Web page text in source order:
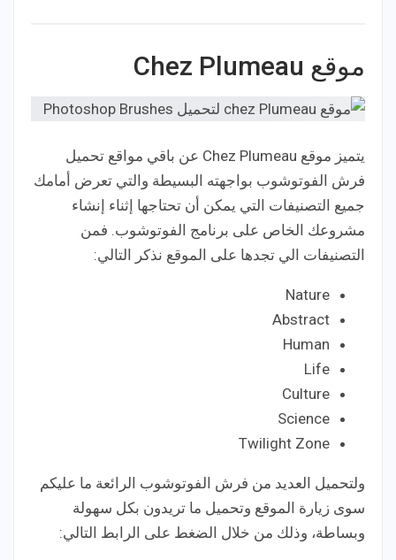
موقع Chez Plumeau
يتميز موقع Chez Plumeau عن باقي مواقع تحميل
فرش الفوتوشوب بواجهته البسيطة والتي تعرض أمامك
جميع التصنيفات التي يمكن أن تحتاجها إثناء إنشاء
مشروعك الخاص على برنامج الفوتوشوب. فمن
التصنيفات الي تجدها على الموقع نذكر التالي:
Nature
Abstract
Human
Life
Culture
Science
Twilight Zone
ولتحميل العديد من فرش الفوتوشوب الرائعة ما عليكم
سوى زيارة الموقع وتحميل ما تريدون بكل سهولة
وبساطة، وذلك من خلال الضغط على الرابط التالي: